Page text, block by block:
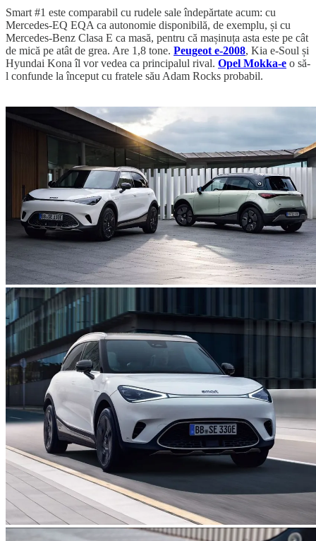
Smart #1 este comparabil cu rudele sale îndepărtate acum: cu
Mercedes-EQ EQA ca autonomie disponibilă, de exemplu, și cu
Mercedes-Benz Clasa E ca masă, pentru că mașinuța asta este pe cât
de mică pe atât de grea. Are 1,8 tone. Peugeot e-2008, Kia e-Soul și
Hyundai Kona îl vor vedea ca principalul rival. Opel Mokka-e o să-
l confunde la început cu fratele său Adam Rocks probabil.